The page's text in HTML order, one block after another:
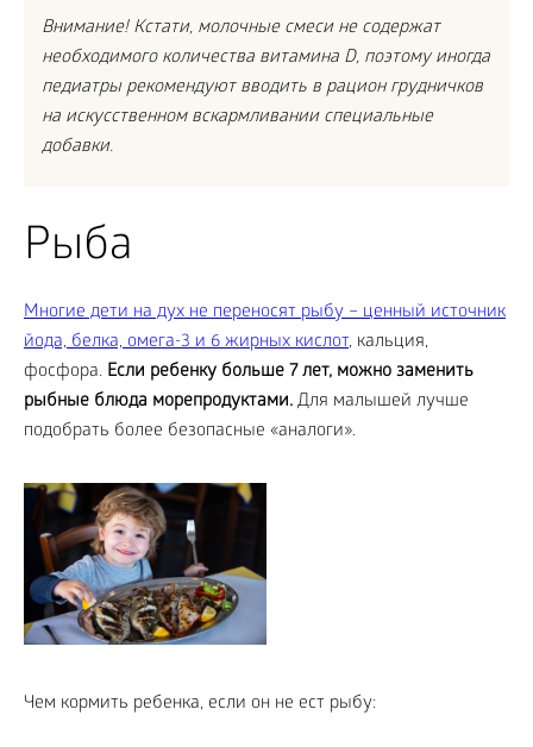
Внимание! Кстати, молочные смеси не содержат
необходимого количества витамина D, поэтому иногда
педиатры рекомендуют вводить в рацион грудничков
на искусственном вскармливании специальные
добавки.
Рыба
Многие дети на дух не переносят рыбу – ценный источник
йода, белка, омега-3 и 6 жирных кислот, кальция,
фосфора. Если ребенку больше 7 лет, можно заменить
рыбные блюда морепродуктами. Для малышей лучше
подобрать более безопасные «аналоги».
Чем кормить ребенка, если он не ест рыбу: